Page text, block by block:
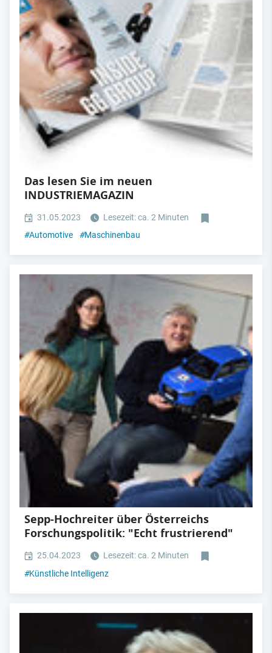
Das lesen Sie im neuen
INDUSTRIEMAGAZIN
31.05.2023
Lesezeit: ca. 2 Minuten
#Automotive #Maschinenbau
Sepp-Hochreiter über Österreichs
Forschungspolitik: "Echt frustrierend"
25.04.2023
Lesezeit: ca. 2 Minuten
#Künstliche Intelligenz